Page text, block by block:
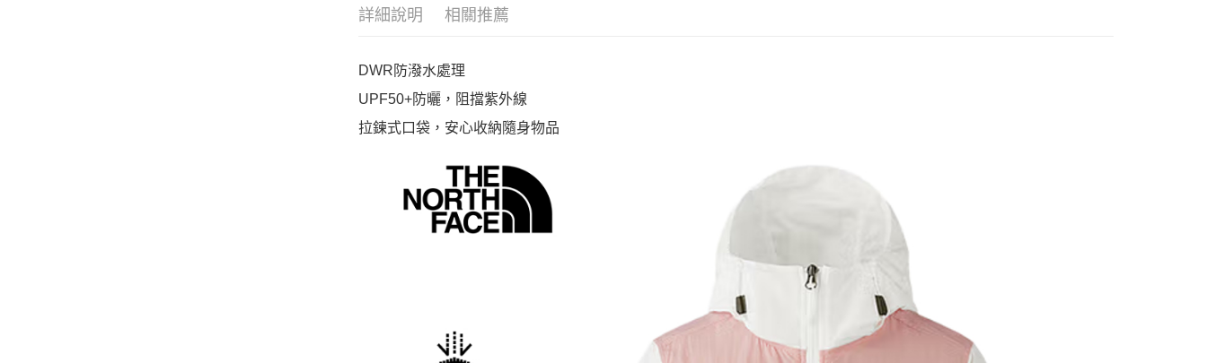
詳細說明 相關推薦
DWR防潑水處理
UPF50+防曬，阻擋紫外線
拉鍊式口袋，安心收納隨身物品